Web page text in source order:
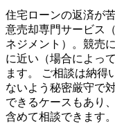
住宅ローンの返済が
意売却専門サービス
ネジメント）。競売
に近い（場合によっ
ます。 ご相談は納得
ないよう秘密厳守で
できるケースもあり
含めて相談できます。